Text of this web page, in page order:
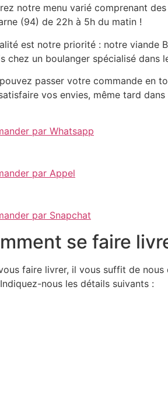
notre menu varié comprenant
(94) de 22h à 5h du matin !
est notre priorité : notre viande
chez un boulanger spécialisé dans
passer votre commande en
vos envies, même tard dans
par Whatsapp
par Appel
par Snapchat
se faire
faire livrer, il vous suffit de
nous les détails suivants :